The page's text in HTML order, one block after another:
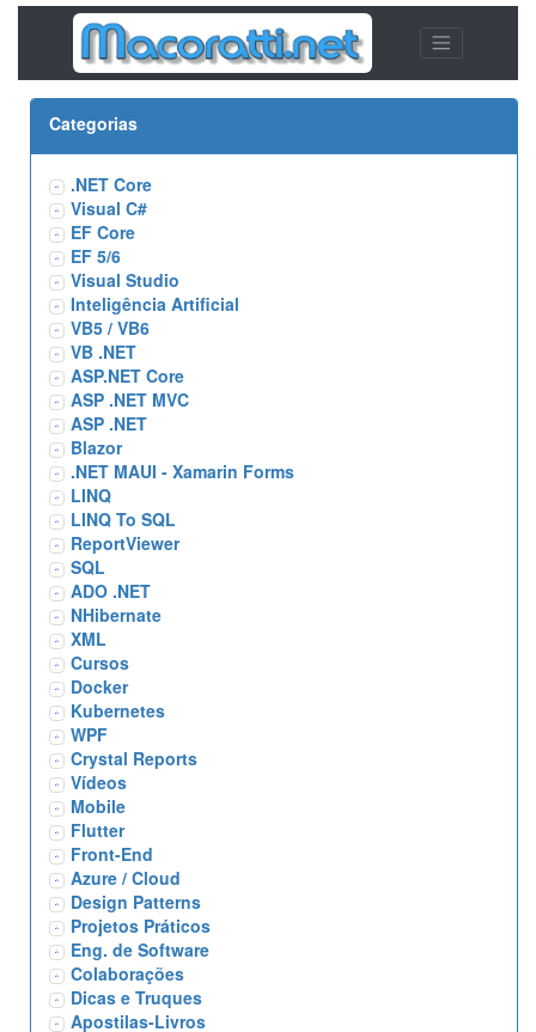
Categorias
.NET Core
Visual C#
EF Core
EF 5/6
Visual Studio
Inteligência Artificial
VB5 / VB6
VB .NET
ASP.NET Core
ASP .NET MVC
ASP .NET
Blazor
.NET MAUI - Xamarin Forms
LINQ
LINQ To SQL
ReportViewer
SQL
ADO .NET
NHibernate
XML
Cursos
Docker
Kubernetes
WPF
Crystal Reports
Vídeos
Mobile
Flutter
Front-End
Azure / Cloud
Design Patterns
Projetos Práticos
Eng. de Software
Colaborações
Dicas e Truques
Apostilas-Livros